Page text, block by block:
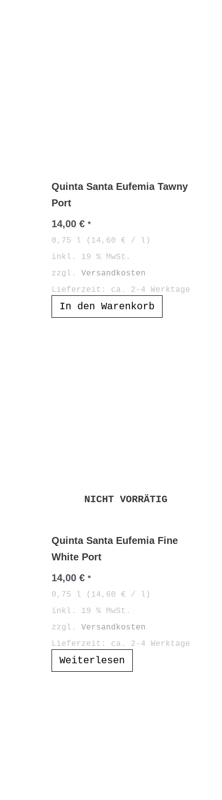
Quinta Santa Eufemia Tawny
Port
14,00 € *
0,75 l ( 14,60 € / l )
inkl. 19 % MwSt.
zzgl. Versandkosten
Lieferzeit: ca. 2-4 Werktage
In den Warenkorb
NICHT VORRÄTIG
Quinta Santa Eufemia Fine
White Port
14,00 € *
0,75 l ( 14,60 € / l )
inkl. 19 % MwSt.
zzgl. Versandkosten
Lieferzeit: ca. 2-4 Werktage
Weiterlesen